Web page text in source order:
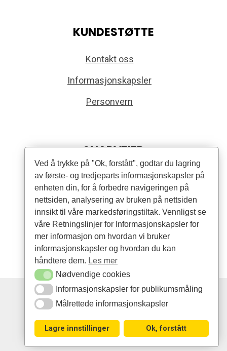
KUNDESTØTTE
Kontakt oss
Informasjonskapsler
Personvern
SNARVEIER
Produkter
Forhandlere
Artikler
Copyright © 2026
er distributør av Victor
Ved å trykke på "Ok, forstått", godtar du lagring
av første- og tredjeparts informasjonskapsler på
enheten din, for å forbedre navigeringen på
nettsiden, analysering av bruken på nettsiden
innsikt til våre markedsføringstiltak. Vennligst se
våre Retningslinjer for Informasjonskapsler for
mer informasjon om hvordan vi bruker
informasjonskapsler og hvordan du kan
håndtere dem. Les mer
Nødvendige cookies
Nødvendige cookies
Informasjonskapsler for publikumsmåling
Informasjonskapsler for publikumsmåling
Målrettede informasjonskapsler
Målrettede informasjonskapsler
Lagre innstillinger Ok, forstått